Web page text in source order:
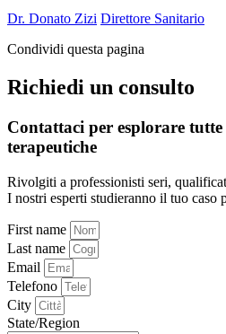
Dr. Donato Zizi Direttore Sanitario
Condividi questa pagina
Richiedi un consulto
Contattaci per esplorare
terapeutiche
Rivolgiti a professionisti seri,
I nostri esperti studieranno il tuo caso
First name
Last name
Email
Telefono
City
State/Region